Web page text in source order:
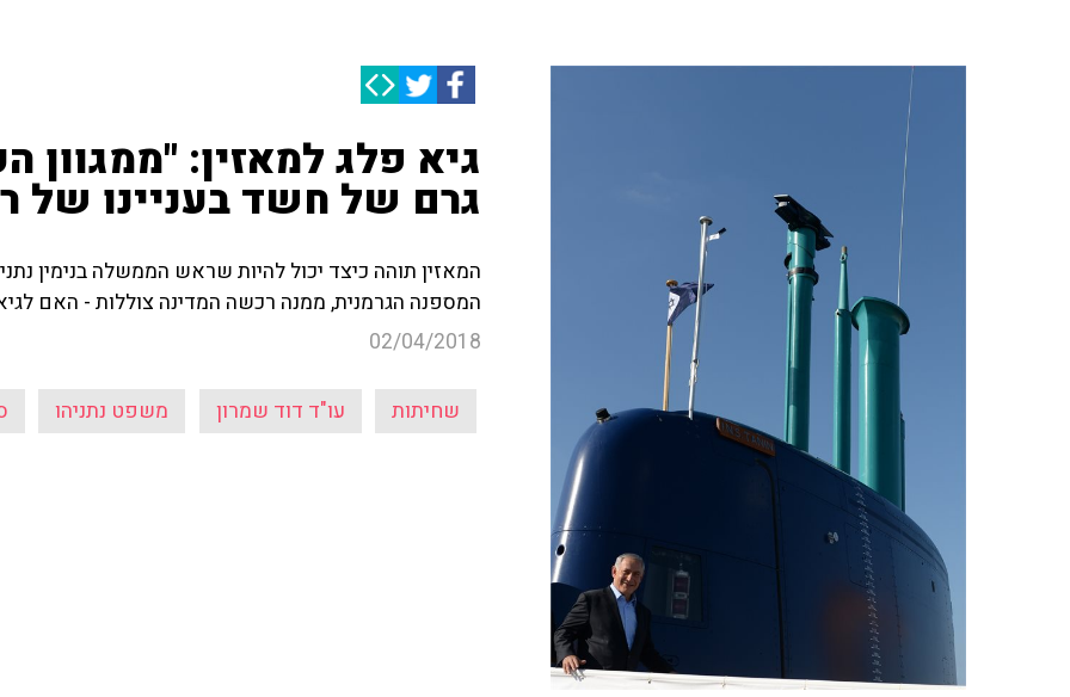
גיא פלג למאזין: "ממגוון
גרם של חשד בעניינו
המאזין תוהה כיצד יכול להיות שראש הממשלה בנימין
המספנה הגרמנית, ממנה רכשה המדינה צוללות - האם
02/04/2018
שחיתות עו"ד דוד שמרון משפט נתניהו